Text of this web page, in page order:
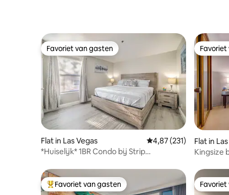
Favoriet van gasten
Favoriet van gasten
Flat in Las Vegas Gemiddelde
4,87 (231)
*Huiselijk* 1BR Condo bij Strip
Flat in
Kingsize
6
Topfavoriet van gasten
Favoriet van gasten